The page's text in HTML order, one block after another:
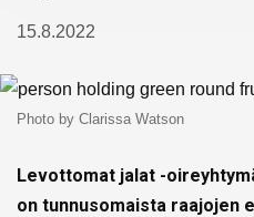
15.8.2022
Photo by Clarissa Watson
Levottomat jalat -
on tunnusomaista raajojen